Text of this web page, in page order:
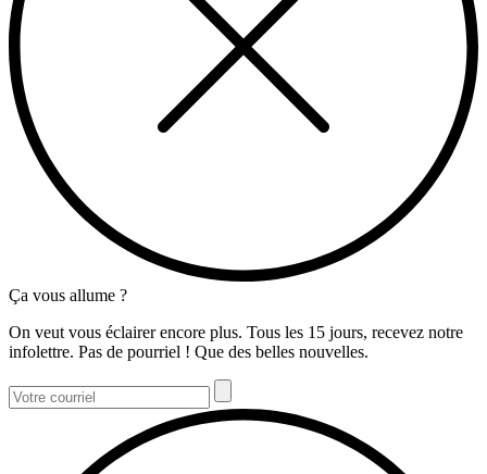
Ça vous allume ?
On veut vous éclairer encore plus. Tous les 15 jours, recevez notre
infolettre. Pas de pourriel ! Que des belles nouvelles.